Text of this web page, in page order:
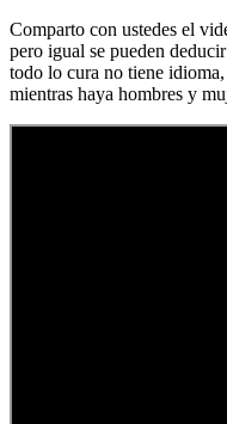
Comparto con ustedes el
pero igual se pueden
todo lo cura no tiene
mientras haya hombres y